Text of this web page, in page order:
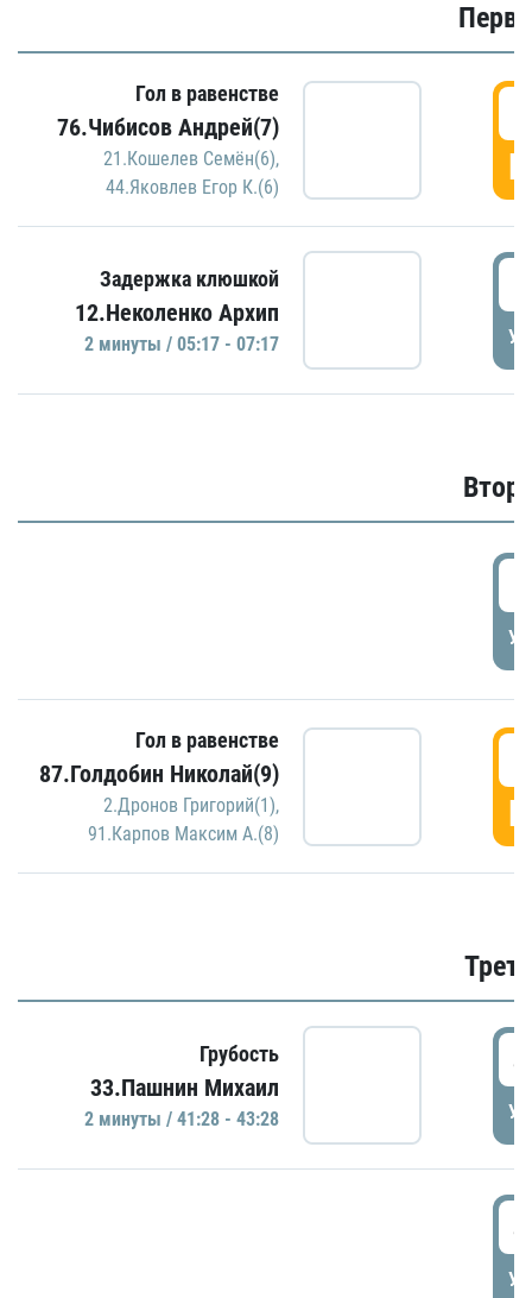
Гол в равенстве
76.Чибисов Андрей(7)
21.Кошелев Семён(6),
44.Яковлев Егор К.(6)
Задержка клюшкой
12.Неколенко Архип
2 минуты / 05:17 - 07:17
Гол в равенстве
87.Голдобин Николай(9)
2.Дронов Григорий(1),
91.Карпов Максим А.(8)
Грубость
33.Пашнин Михаил
2 минуты / 41:28 - 43:28